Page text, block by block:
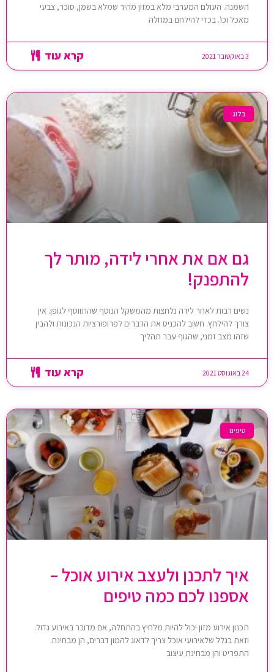
השמנה. העולם המערבי מלא במזון מהיר שמלא בשמן, סוכר, צבעי
מאכל וכו'. בכדי להילחם במחלה
קרא עוד 3 באוקטובר 2021
בלוג
גם אם את אחרי לידה, מותר לך
להתפנק!
נשים רבות לאחר לידה נלחצות מהמשקל הנוסף שהתווסף לגופן. אין
צורך להילחץ. חשוב להכניס את הדברים לפרופורציות הנכונות ולהבין
שזהו מצב זמני, שהגוף עבר תהליך
קרא עוד 24 באוגוסט 2021
טיפים
איך לתכנן ולעצב אירוע אוכל –
אספנו לכם כמה טיפים
תכנון אירוע מזון יכול להיות מלחיץ בהתחלה, אם מדובר באירוע גדול.
וזאת בגלל שלאירועי אוכל צריך לדאוג להמון דברים, הן מבחינת
התפריט והן מבחינת עיצוב